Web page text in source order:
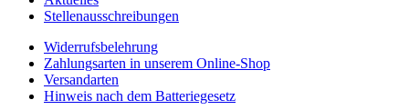
Stellenausschreibungen
Widerrufsbelehrung
Zahlungsarten in unserem Online-Shop
Versandarten
Hinweis nach dem Batteriegesetz